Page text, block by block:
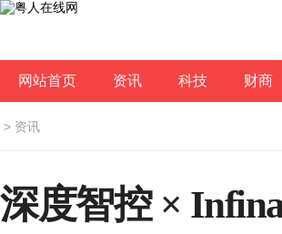
网站首页 资讯 科技 财商
> 资讯
深度智控 ×